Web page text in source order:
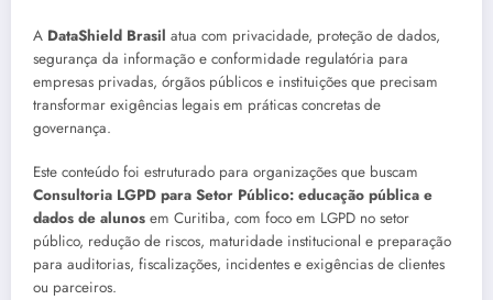
A DataShield Brasil atua com privacidade, proteção de dados,
segurança da informação e conformidade regulatória para
empresas privadas, órgãos públicos e instituições que precisam
transformar exigências legais em práticas concretas de
governança.
Este conteúdo foi estruturado para organizações que buscam
Consultoria LGPD para Setor Público: educação pública e
dados de alunos em Curitiba, com foco em LGPD no setor
público, redução de riscos, maturidade institucional e preparação
para auditorias, fiscalizações, incidentes e exigências de clientes
ou parceiros.